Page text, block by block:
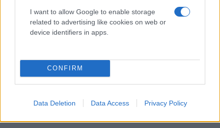
I want to allow Google to enable storage
related to advertising like cookies on web or
device identifiers in apps.
CONFIRM
Data Deletion Data Access Privacy Policy
κρίσης στη Γάζα», δήλωσε ο εκπρόσωπος της
ευρωπαϊκής διπλωματίας.